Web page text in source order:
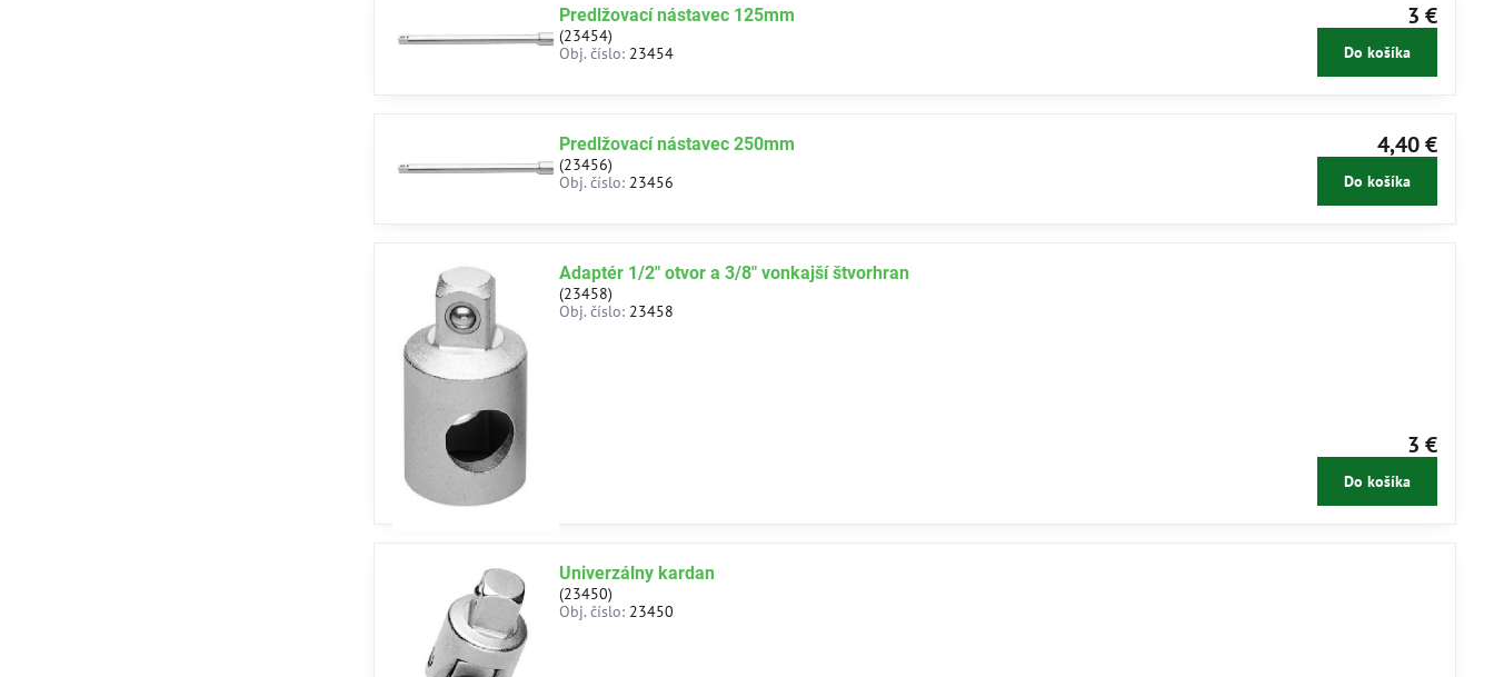
Predlžovací nástavec 125mm
(23454)
Obj. číslo: 23454
3 €
Do košíka
Predlžovací nástavec 250mm
(23456)
Obj. číslo: 23456
4,40 €
Do košíka
Adaptér 1/2" otvor a 3/8" vonkajší štvorhran
(23458)
Obj. číslo: 23458
3 €
Do košíka
Univerzálny kardan
(23450)
Obj. číslo: 23450